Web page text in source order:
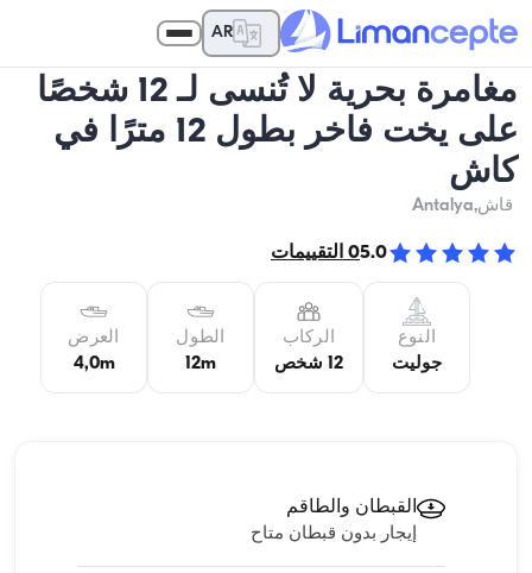
AR
مغامرة بحرية لا تُنسى لـ 12 شخصًا
على يخت فاخر بطول 12 مترًا في
كاش
قاش,Antalya
5.0
0 التقييمات
النوع
جوليت
الركاب
12 شخص
الطول
12m
العرض
4,0m
القبطان والطاقم
إيجار بدون قبطان متاح